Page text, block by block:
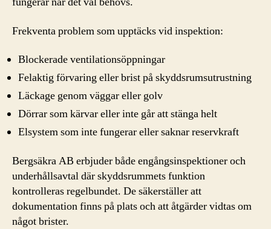
Frekventa problem som upptäcks vid inspektion:
Blockerade ventilationsöppningar
Felaktig förvaring eller brist på skyddsrumsutrustning
Läckage genom väggar eller golv
Dörrar som kärvar eller inte går att stänga helt
Elsystem som inte fungerar eller saknar reservkraft
Bergsäkra AB erbjuder både engångsinspektioner och
underhållsavtal där skyddsrummets funktion
kontrolleras regelbundet. De säkerställer att
dokumentation finns på plats och att åtgärder vidtas om
något brister.